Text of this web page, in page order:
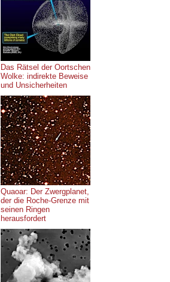
Das Rätsel der Oortschen
Wolke: indirekte Beweise
und Unsicherheiten
Quaoar: Der Zwergplanet,
der die Roche-Grenze mit
seinen Ringen
herausfordert